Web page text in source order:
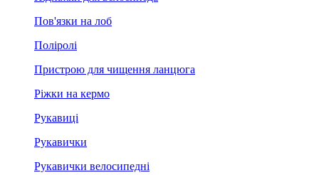
Пов'язки на лоб
Поліролі
Пристрою для чищення ланцюга
Ріжки на кермо
Рукавиці
Рукавички
Рукавички велосипедні